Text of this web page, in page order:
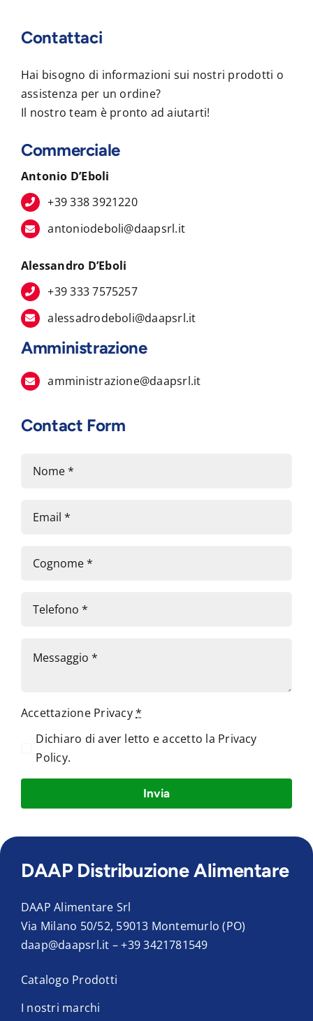
Contattaci
Hai bisogno di informazioni sui nostri prodotti o
assistenza per un ordine?
Il nostro team è pronto ad aiutarti!
Commerciale
Antonio D’Eboli
+39 338 3921220
antoniodeboli@daapsrl.it
Alessandro D’Eboli
+39 333 7575257
alessadrodeboli@daapsrl.it
Amministrazione
amministrazione@daapsrl.it
Contact Form
Accettazione Privacy*
Dichiaro di aver letto e accetto la Privacy
Policy.
Invia
DAAP Distribuzione Alimentare
DAAP Alimentare Srl
Via Milano 50/52, 59013 Montemurlo (PO)
daap@daapsrl.it –+39 3421781549
Catalogo Prodotti
I nostri marchi